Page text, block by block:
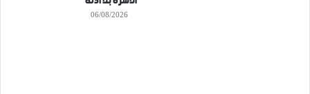
06/08/2026